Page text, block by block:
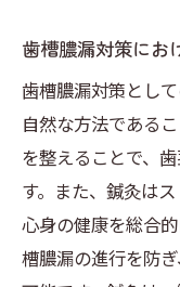
歯槽膿漏対策にお
歯槽膿漏対策とし
自然な方法である
を整えることで、
す。また、鍼灸は
心身の健康を総合
槽膿漏の進行を防